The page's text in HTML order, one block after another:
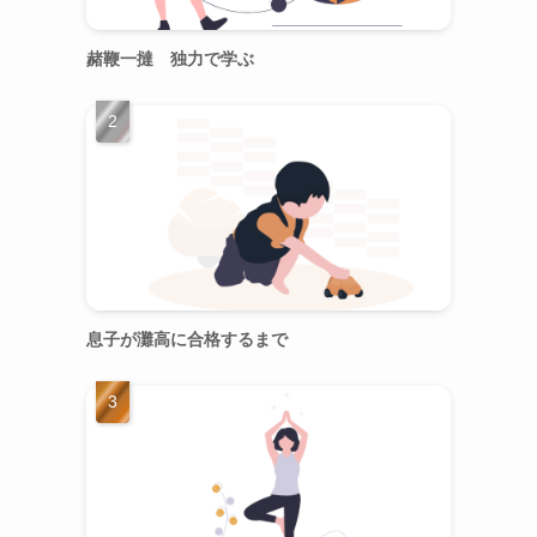
赭鞭一撻 独力で学ぶ
息子が灘高に合格するまで